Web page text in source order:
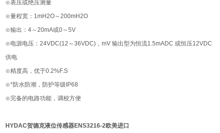
⊙表压或绝压测量
⊙量程宽：1mH2O～200mH2O
⊙输出：4～20mA或0～5V
⊙电源电压：24VDC(12～36VDC)，mV 输出型为恒流1.5mADC 或恒压12VDC
供电
⊙精度高，优于0.2%F.S
⊙*防水防潮，防护等级IP68
⊙完备的电路功能，调校方便
HYDAC贺德克液位传感器ENS3216-2欧美进口